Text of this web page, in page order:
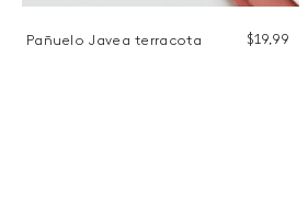
Pañuelo Javea terracota $19, 99